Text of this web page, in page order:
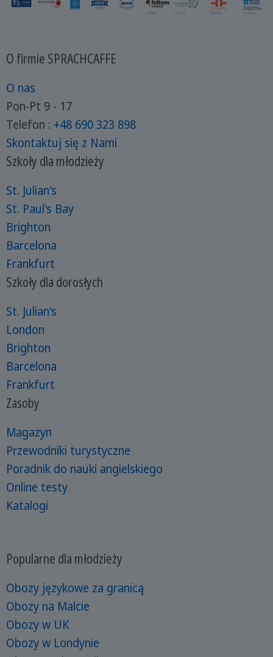
O firmie SPRACHCAFFE
O nas
Pon-Pt 9 - 17
Telefon : +48 690 323 898
Skontaktuj się z Nami
Szkoły dla młodzieży
St. Julian's
St. Paul's Bay
Brighton
Barcelona
Frankfurt
Szkoły dla dorosłych
St. Julian's
London
Brighton
Barcelona
Frankfurt
Zasoby
Magazyn
Przewodniki turystyczne
Poradnik do nauki angielskiego
Online testy
Katalogi
Popularne dla młodzieży
Obozy językowe za granicą
Obozy na Malcie
Obozy w UK
Obozy w Londynie